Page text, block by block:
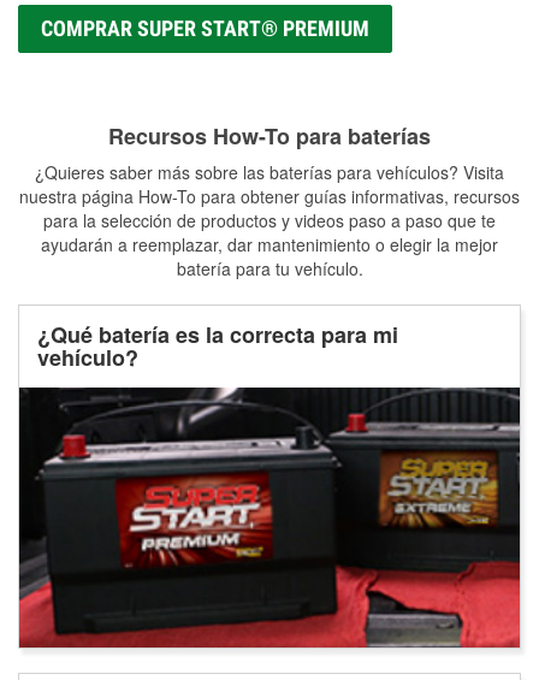
COMPRAR SUPER START® PREMIUM
Recursos How-To para baterías
¿Quieres saber más sobre las baterías para vehículos? Visita
nuestra página How-To para obtener guías informativas, recursos
para la selección de productos y videos paso a paso que te
ayudarán a reemplazar, dar mantenimiento o elegir la mejor
batería para tu vehículo.
¿Qué batería es la correcta para mi
vehículo?